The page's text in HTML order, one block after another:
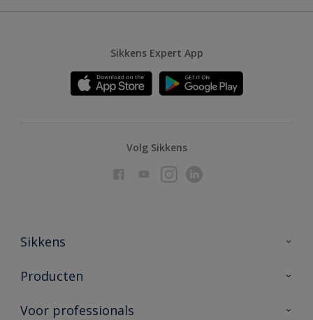
Sikkens Expert App
Volg Sikkens
Sikkens
Over Sikkens
Duurzaamheid
Producten
Producten voor binnen
Voor professionals